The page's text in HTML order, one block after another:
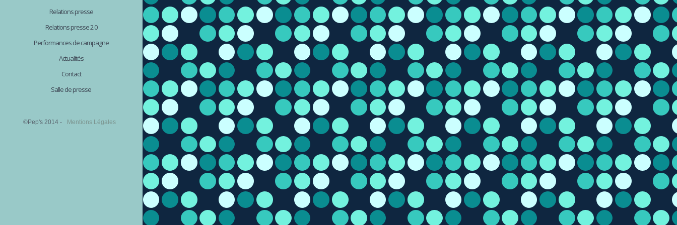
Relations presse
Relations presse 2.0
Performances de campagne
Actualités
Contact
Salle de presse
©Pep's 2014 - Mentions Légales